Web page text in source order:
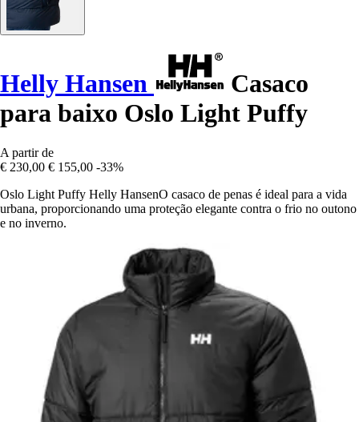
Helly Hansen
Casaco
para baixo Oslo Light Puffy
A partir de
€ 230,00 € 155,00 -33%
Oslo Light Puffy Helly HansenO casaco de penas é ideal para a vida
urbana, proporcionando uma proteção elegante contra o frio no outono
e no inverno.